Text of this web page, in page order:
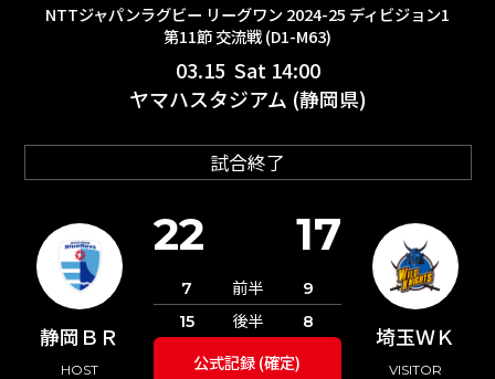
NTTジャパンラグビー リーグワン 2024-25 ディビジョン1
第11節 交流戦 (D1-M63)
03.15 Sat 14:00
ヤマハスタジアム (静岡県)
試合終了
静岡ＢＲ
HOST
埼玉ＷＫ
VISITOR
22 17
7 前半
9
15
後半 8
公式記録 (確定)